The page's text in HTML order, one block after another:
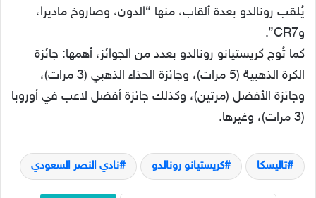
يُلقب رونالدو بعدة ألقاب، منها “الدون، وصاروخ ماديرا،
وCR7”.
كما تُوج كريستيانو رونالدو بعدد من الجوائز، أهمها: جائزة
الكرة الذهبية (5 مرات)، وجائزة الحذاء الذهبي (3 مرات)،
وجائزة الأفضل (مرتين)، وكذلك جائزة أفضل لاعب في أوروبا
(3 مرات)، وغيرها.
تاليسكا كريستيانو رونالدو نادي النصر السعودي